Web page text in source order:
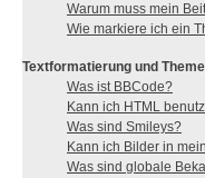
Warum muss mein
Wie markiere ich ein
Textformatierung und
Was ist BBCode?
Kann ich HTML
Was sind Smileys?
Kann ich Bilder in
Was sind globale